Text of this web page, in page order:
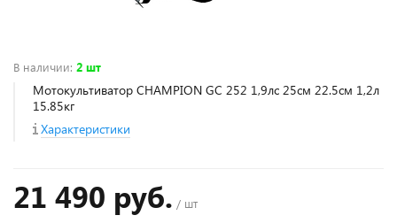
В наличии: 2 шт
Мотокультиватор CHAMPION GC 252 1,9лс 25см 22.5см 1,2л
15.85кг
Характеристики
21 490 руб. / шт